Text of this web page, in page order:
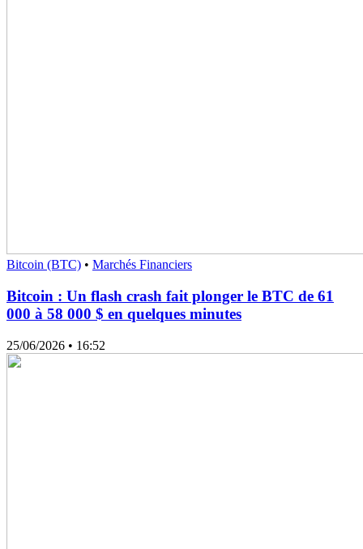
Bitcoin (BTC) • Marchés Financiers
Bitcoin : Un flash crash fait plonger le BTC de 61
000 à 58 000 $ en quelques minutes
25/06/2026 • 16:52